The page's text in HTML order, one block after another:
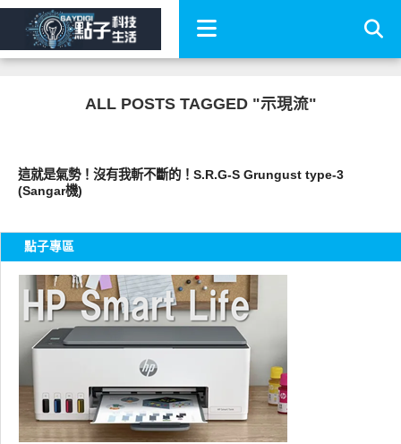
ALL POSTS TAGGED "示現流"
這就是氣勢！沒有我斬不斷的！S.R.G-S Grungust type-3
(Sangar機)
點子專區